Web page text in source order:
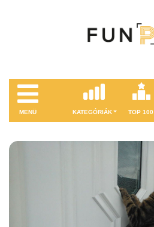
MENÜ KATEGÓRIÁK TOP 100